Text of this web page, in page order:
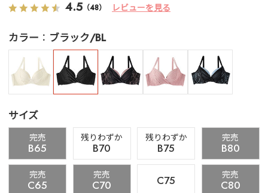
4.5 （48） レビューを見る
カラー ブラック/BL
サイズ
完売
B65
残りわずか
B70
残りわずか
B75
完売
B80
完売
C65
完売
C70 C75 完売
C80